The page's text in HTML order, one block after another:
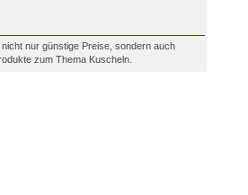
nicht nur günstige Preise, sondern auch
zum Thema Kuscheln.